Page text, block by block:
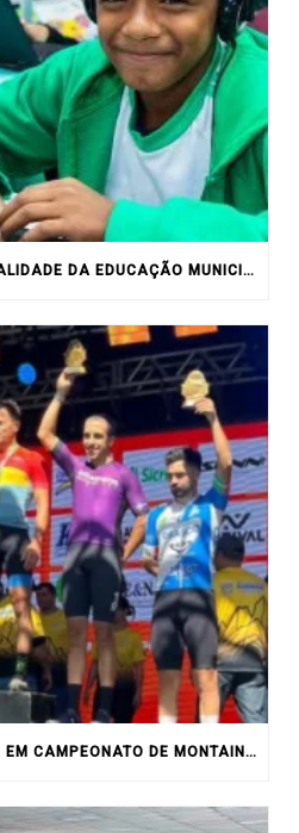
OSASCO REAFIRMA QUALIDADE DA EDUCAÇÃO MUNICIPAL COM RESULTADOS DO IDEB
OSASQUENSE É QUINTO EM CAMPEONATO DE MONTAIN BIKE NO INTERIOR DO ESTADO